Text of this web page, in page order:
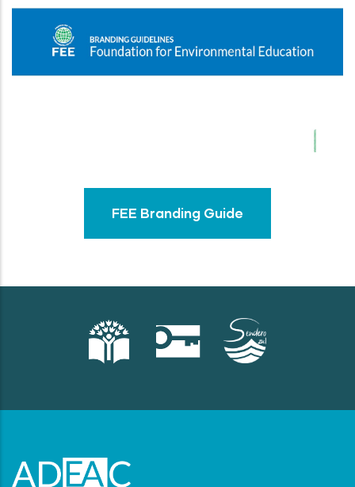
FEE Branding Guide